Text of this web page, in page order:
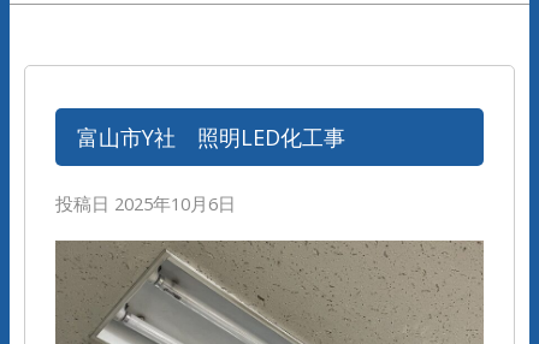
富山市Y社 照明LED化工事
投稿日 2025年10月6日